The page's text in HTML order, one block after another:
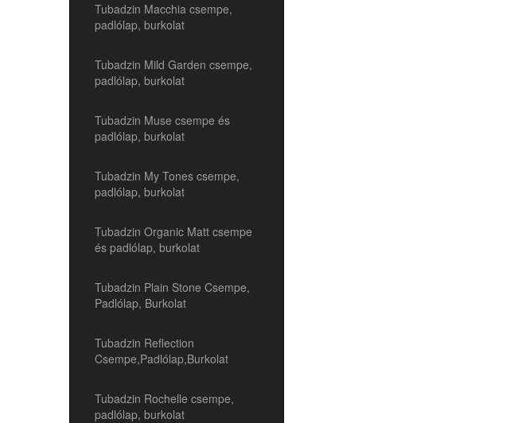
Tubadzin Macchia csempe,
padlólap, burkolat
Tubadzin Mild Garden csempe,
padlólap, burkolat
Tubadzin Muse csempe és
padlólap, burkolat
Tubadzin My Tones csempe,
padlólap, burkolat
Tubadzin Organic Matt csempe
és padlólap, burkolat
Tubadzin Plain Stone Csempe,
Padlólap, Burkolat
Tubadzin Reflection
Csempe,Padlólap,Burkolat
Tubadzin Rochelle csempe,
padlólap, burkolat